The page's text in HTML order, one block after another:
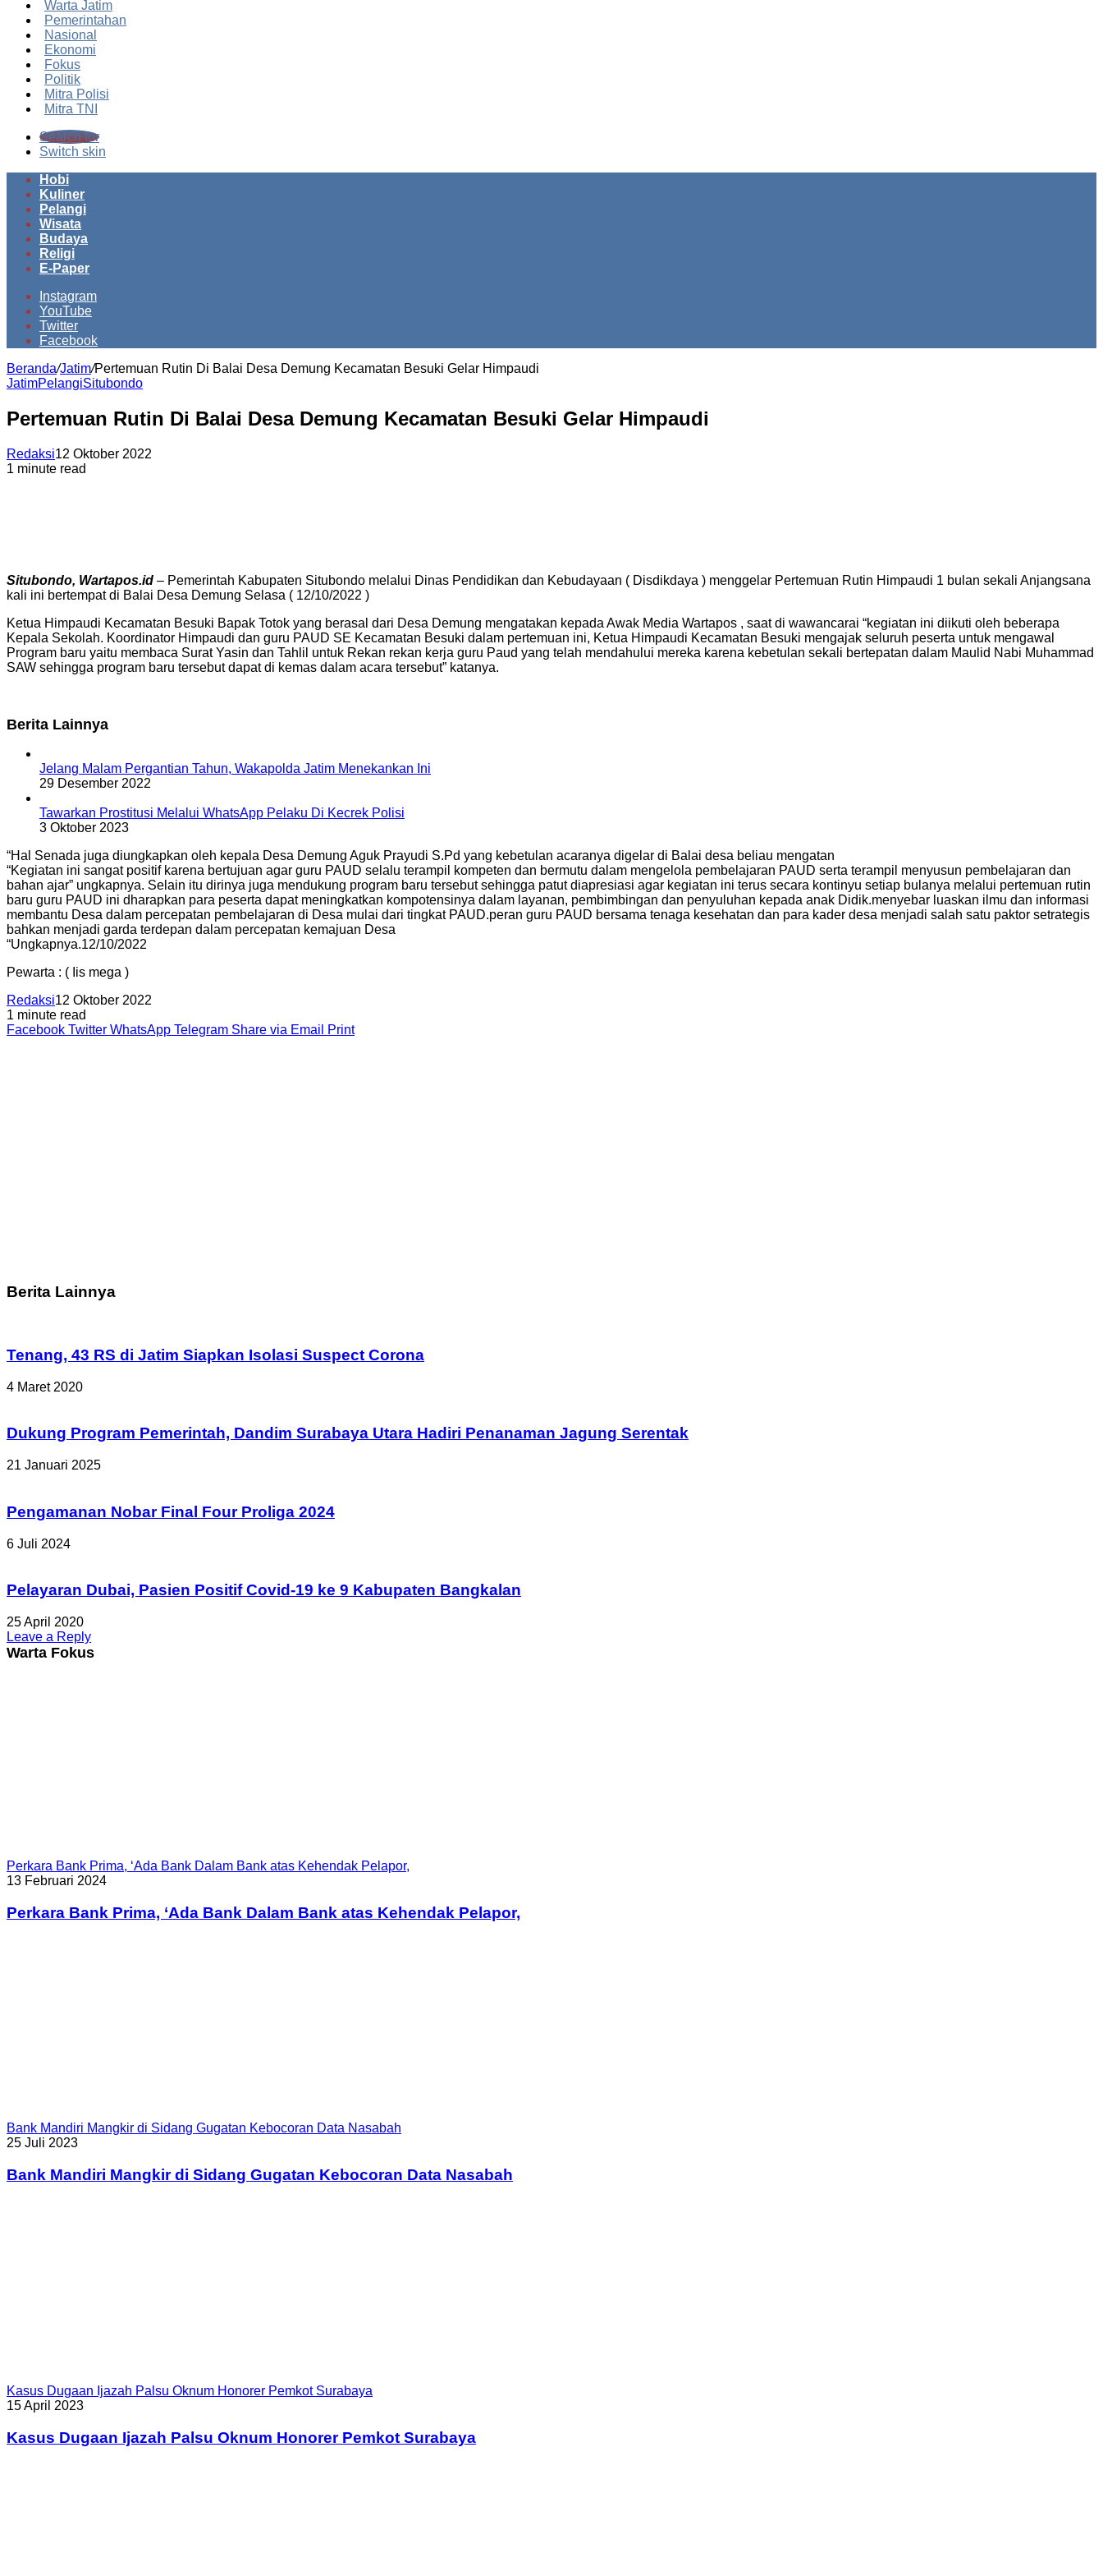
Warta Jatim
Pemerintahan
Nasional
Ekonomi
Fokus
Politik
Mitra Polisi
Mitra TNI
Search for
Switch skin
Hobi
Kuliner
Pelangi
Wisata
Budaya
Religi
E-Paper
Instagram
YouTube
Twitter
Facebook
Beranda/Jatim/Pertemuan Rutin Di Balai Desa Demung Kecamatan Besuki Gelar Himpaudi
JatimPelangiSitubondo
Pertemuan Rutin Di Balai Desa Demung Kecamatan Besuki Gelar Himpaudi
Redaksi12 Oktober 2022
1 minute read
Situbondo, Wartapos.id – Pemerintah Kabupaten Situbondo melalui Dinas Pendidikan dan Kebudayaan ( Disdikdaya ) menggelar Pertemuan Rutin Himpaudi 1 bulan sekali Anjangsana
kali ini bertempat di Balai Desa Demung Selasa ( 12/10/2022 )
Ketua Himpaudi Kecamatan Besuki Bapak Totok yang berasal dari Desa Demung mengatakan kepada Awak Media Wartapos , saat di wawancarai “kegiatan ini diikuti oleh beberapa
Kepala Sekolah. Koordinator Himpaudi dan guru PAUD SE Kecamatan Besuki dalam pertemuan ini, Ketua Himpaudi Kecamatan Besuki mengajak seluruh peserta untuk mengawal
Program baru yaitu membaca Surat Yasin dan Tahlil untuk Rekan rekan kerja guru Paud yang telah mendahului mereka karena kebetulan sekali bertepatan dalam Maulid Nabi Muhammad
SAW sehingga program baru tersebut dapat di kemas dalam acara tersebut” katanya.
Berita Lainnya
Jelang Malam Pergantian Tahun, Wakapolda Jatim Menekankan Ini
29 Desember 2022
Tawarkan Prostitusi Melalui WhatsApp Pelaku Di Kecrek Polisi
3 Oktober 2023
“Hal Senada juga diungkapkan oleh kepala Desa Demung Aguk Prayudi S.Pd yang kebetulan acaranya digelar di Balai desa beliau mengatan
“Kegiatan ini sangat positif karena bertujuan agar guru PAUD selalu terampil kompeten dan bermutu dalam mengelola pembelajaran PAUD serta terampil menyusun pembelajaran dan
bahan ajar” ungkapnya. Selain itu dirinya juga mendukung program baru tersebut sehingga patut diapresiasi agar kegiatan ini terus secara kontinyu setiap bulanya melalui pertemuan rutin
baru guru PAUD ini dharapkan para peserta dapat meningkatkan kompotensinya dalam layanan, pembimbingan dan penyuluhan kepada anak Didik.menyebar luaskan ilmu dan informasi
membantu Desa dalam percepatan pembelajaran di Desa mulai dari tingkat PAUD.peran guru PAUD bersama tenaga kesehatan dan para kader desa menjadi salah satu paktor setrategis
bahkan menjadi garda terdepan dalam percepatan kemajuan Desa
“Ungkapnya.12/10/2022
Pewarta : ( Iis mega )
Redaksi12 Oktober 2022
1 minute read
Facebook Twitter WhatsApp Telegram Share via Email Print
Berita Lainnya
Tenang, 43 RS di Jatim Siapkan Isolasi Suspect Corona
4 Maret 2020
Dukung Program Pemerintah, Dandim Surabaya Utara Hadiri Penanaman Jagung Serentak
21 Januari 2025
Pengamanan Nobar Final Four Proliga 2024
6 Juli 2024
Pelayaran Dubai, Pasien Positif Covid-19 ke 9 Kabupaten Bangkalan
25 April 2020
Leave a Reply
Warta Fokus
Perkara Bank Prima, ‘Ada Bank Dalam Bank atas Kehendak Pelapor,
13 Februari 2024
Perkara Bank Prima, ‘Ada Bank Dalam Bank atas Kehendak Pelapor,
Bank Mandiri Mangkir di Sidang Gugatan Kebocoran Data Nasabah
25 Juli 2023
Bank Mandiri Mangkir di Sidang Gugatan Kebocoran Data Nasabah
Kasus Dugaan Ijazah Palsu Oknum Honorer Pemkot Surabaya
15 April 2023
Kasus Dugaan Ijazah Palsu Oknum Honorer Pemkot Surabaya